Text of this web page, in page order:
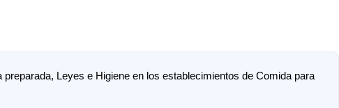
preparada, Leyes e Higiene en los establecimientos de Comida para